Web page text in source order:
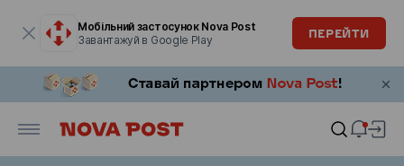
Мобільний застосунок Nova Post
Завантажуй в Google Play
ПЕРЕЙТИ